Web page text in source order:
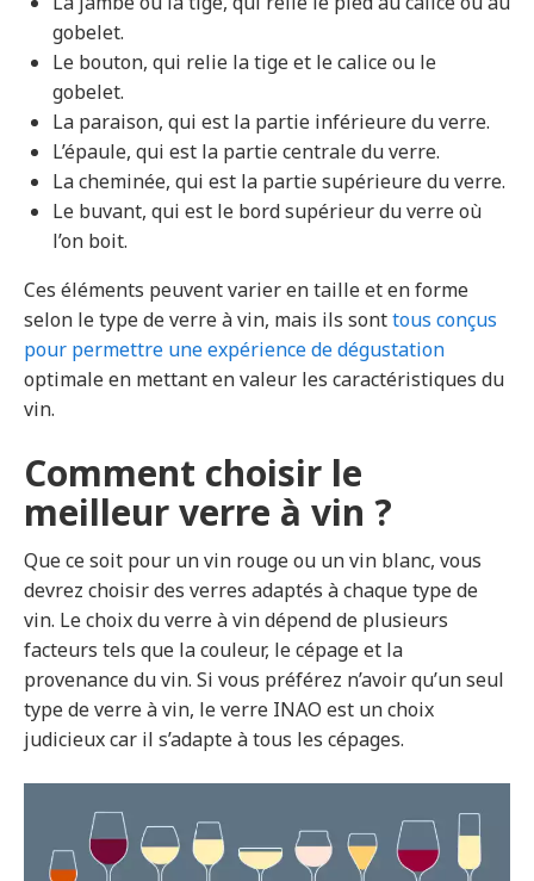
gobelet.
Le bouton, qui relie la tige et le calice ou le
gobelet.
La paraison, qui est la partie inférieure du verre.
L’épaule, qui est la partie centrale du verre.
La cheminée, qui est la partie supérieure du verre.
Le buvant, qui est le bord supérieur du verre où
l’on boit.
Ces éléments peuvent varier en taille et en forme
selon le type de verre à vin, mais ils sonttous conçus
pour permettre une expérience de dégustation
optimale en mettant en valeur les caractéristiques du
vin.
Comment choisir le
meilleur verre à vin ?
Que ce soit pour un vin rouge ou un vin blanc, vous
devrez choisir des verres adaptés à chaque type de
vin. Le choix du verre à vin dépend de plusieurs
facteurs tels que la couleur, le cépage et la
provenance du vin. Si vous préférez n’avoir qu’un seul
type de verre à vin, le verre INAO est un choix
judicieux car il s’adapte à tous les cépages.